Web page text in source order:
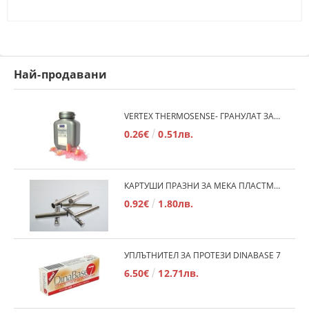
Най-продавани
VERTEX THERMOSENSE- ГРАНУЛАТ ЗА МЕКИ ПРОТЕЗИ
0.26€ 0.51лв.
КАРТУШИ ПРАЗНИ ЗА МЕКА ПЛАСТМАСА
0.92€ 1.80лв.
УПЛЪТНИТЕЛ ЗА ПРОТЕЗИ DINABASE 7
6.50€ 12.71лв.